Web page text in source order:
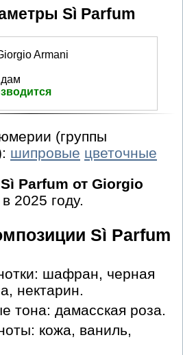
Sì Parfum
Armani
(группы
шипровые цветочные
Sì Parfum от Giorgio
2025 году.
Sì Parfum
шафран, черная
нектарин.
тона: дамасская роза.
кожа, ваниль,